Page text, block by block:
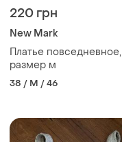
220 грн
New Mark
Платье повседневное,
размер м
38 / M / 46